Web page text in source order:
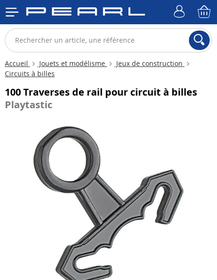
Accueil Jouets et modélisme
Jeux de construction
Circuits à billes
100 Traverses de rail pour circuit à billes
Playtastic